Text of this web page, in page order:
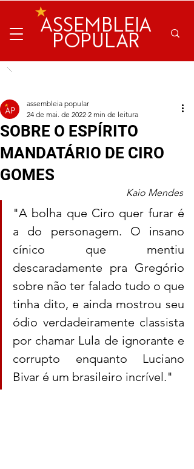
ASSEMBLEIA
POPULAR
SOBRE O ESPÍRITO
MANDATÁRIO DE CIRO
GOMES
assembleia popular
24 de mai. de 2022 2 min de leitura
Kaio Mendes
"A bolha que Ciro quer furar é
a do personagem. O insano
cínico que mentiu
descaradamente pra Gregório
sobre não ter falado tudo o que
tinha dito, e ainda mostrou seu
ódio verdadeiramente classista
por chamar Lula de ignorante e
corrupto enquanto Luciano
Bivar é um brasileiro incrível."